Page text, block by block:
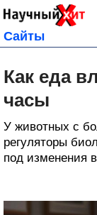
Сайты
Как еда
часы
У животных с
регуляторы
под изменения